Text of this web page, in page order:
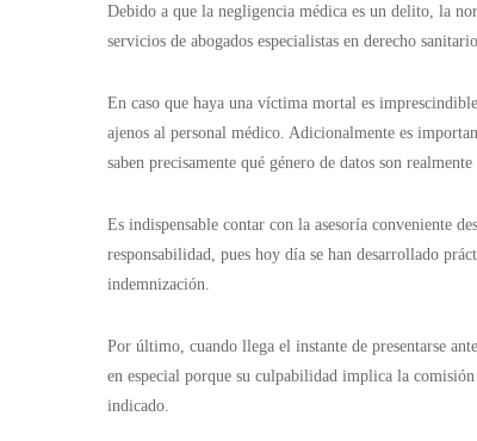
Debido a que la negligencia médica es un delito, la
servicios de abogados especialistas en derecho
En caso que haya una víctima mortal es
ajenos al personal médico. Adicionalmente es
saben precisamente qué género de datos son
Es indispensable contar con la asesoría conveniente
responsabilidad, pues hoy día se han desarrollado
indemnización.
Por último, cuando llega el instante de presentarse
en especial porque su culpabilidad implica la
indicado.